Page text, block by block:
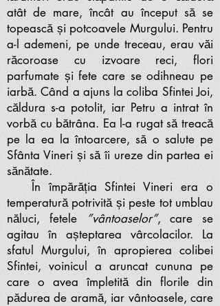
atât de mare, încât au început să se
topească și potcoavele Murgului. Pentru
a-l ademeni, pe unde treceau, erau văi
răcoroase cu izvoare reci, flori
parfumate și fete care se odihneau pe
iarbă. Când a ajuns la coliba Sfintei Joi,
căldura s-a potolit, iar Petru a intrat în
vorbă cu bătrâna. Ea l-a rugat să treacă
pe la ea la întoarcere, să o salute pe
Sfânta Vineri și să îi ureze din partea ei
sănătate.
În împărăția Sfintei Vineri era o
temperatură potrivită și peste tot umblau
năluci, fetele
”vântoaselor”, care se
agitau în așteptarea vârcolacilor. La
sfatul Murgului, în apropierea colibei
Sfintei, voinicul a aruncat cununa pe
care o avea împletită din florile din
pădurea de aramă, iar vântoasele, care